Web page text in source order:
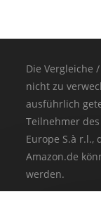
Die Vergleiche
nicht zu
ausführlich
Teilnehmer
Europe S.à r.l.,
Amazon.de
werden.